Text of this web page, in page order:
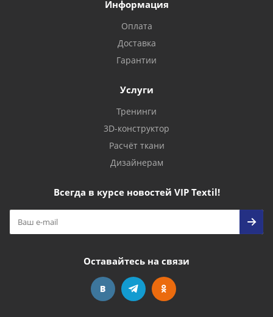
Информация
Оплата
Доставка
Гарантии
Услуги
Тренинги
3D-конструктор
Расчёт ткани
Дизайнерам
Всегда в курсе новостей VIP Textil!
Оставайтесь на связи